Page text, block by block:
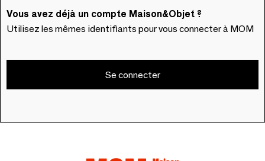
Vous avez déjà un compte Maison&Objet ?
Utilisez les mêmes identifiants pour vous connecter à MOM
Se connecter